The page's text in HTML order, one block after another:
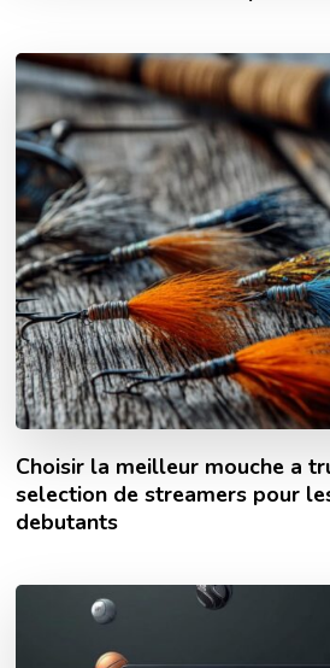
Choisir la meilleur mouche a
selection de streamers pour
debutants